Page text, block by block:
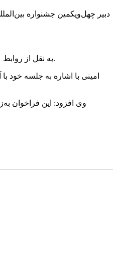
دبیر چهل‌ویکمین جشنواره
به نقل از روابط عمومی انجمن موسیقی ایران، آرش امینی دبیر چهل‌ویکمین دوره جشنواره بین‌المللی موسیقی فجر، از برگزاری مسابقه طراحی پوستر این دوره و انتشار فراخوان آن خبر داد.
امینی با اشاره به جلسه
وی افزود: این فراخوان